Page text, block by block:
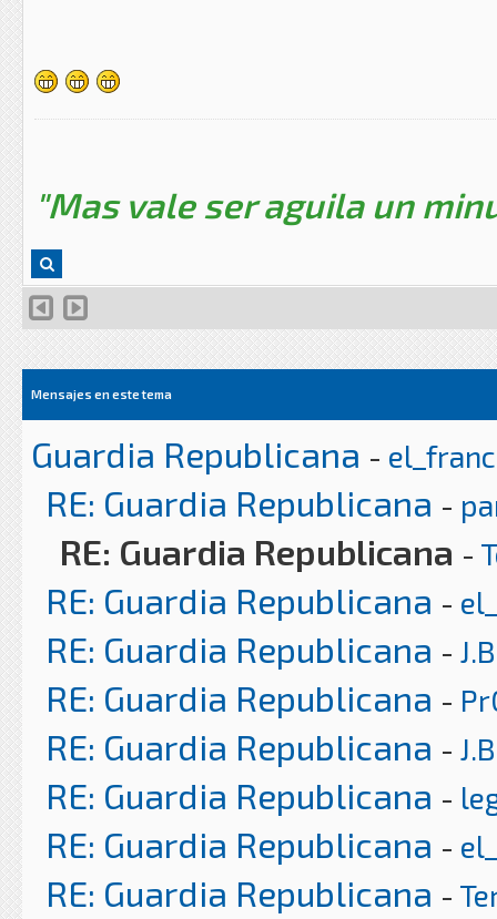
"Mas vale ser aguila un
Mensajes en este tema
Guardia Republicana -
RE: Guardia Republicana -
RE: Guardia Republicana -
RE: Guardia Republicana -
RE: Guardia Republicana -
RE: Guardia Republicana -
RE: Guardia Republicana -
RE: Guardia Republicana -
RE: Guardia Republicana -
RE: Guardia Republicana -